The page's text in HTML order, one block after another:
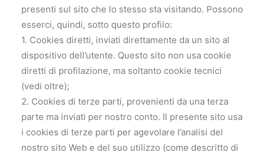
presenti sul sito che lo stesso sta visitando. Possono
esserci, quindi, sotto questo profilo:
1. Cookies diretti, inviati direttamente da un sito al
dispositivo dell’utente. Questo sito non usa cookie
diretti di profilazione, ma soltanto cookie tecnici
(vedi oltre);
2. Cookies di terze parti, provenienti da una terza
parte ma inviati per nostro conto. Il presente sito usa
i cookies di terze parti per agevolare l’analisi del
nostro sito Web e del suo utilizzo (come descritto di